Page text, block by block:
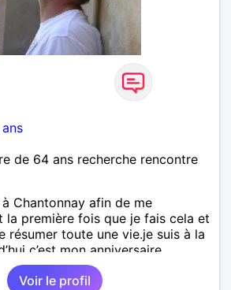
de 64 ans recherche rencontre
à Chantonnay afin de me
la première fois que je fais cela et
résumer toute une vie.je suis à la
c’est mon anniversaire
quelqu’un qui partage les
font de quelqu’un un être humain
Voir le profil